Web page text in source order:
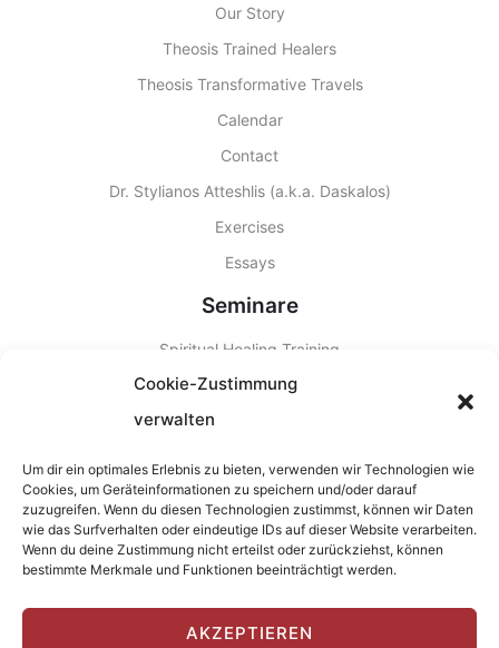
Cookie-Zustimmung
verwalten
Um dir ein optimales Erlebnis zu bieten, verwenden wir Technologien wie
Cookies, um Geräteinformationen zu speichern und/oder darauf
zuzugreifen. Wenn du diesen Technologien zustimmst, können wir Daten
wie das Surfverhalten oder eindeutige IDs auf dieser Website verarbeiten.
Wenn du deine Zustimmung nicht erteilst oder zurückziehst, können
bestimmte Merkmale und Funktionen beeinträchtigt werden.
AKZEPTIEREN
Our Story
Theosis Trained Healers
Theosis Transformative Travels
Calendar
Contact
Dr. Stylianos Atteshlis (a.k.a. Daskalos)
Exercises
Essays
Seminare
Spiritual Healing Training
Other Seminars
Seminar Locations
Home of Healing
Newsletter
Stay up to date: Receive the latest news and information about